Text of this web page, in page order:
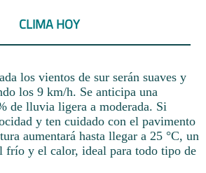
CLIMA HOY
los vientos de sur serán suaves y
los 9 km/h. Se anticipa una
de lluvia ligera a moderada. Si
y ten cuidado con el pavimento
aumentará hasta llegar a 25 °C, un
frío y el calor, ideal para todo tipo de